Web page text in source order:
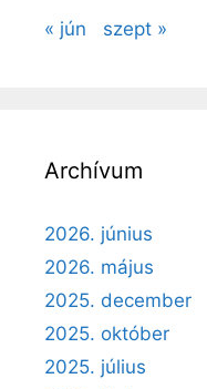
« jún szept »
Archívum
2026. június
2026. május
2025. december
2025. október
2025. július